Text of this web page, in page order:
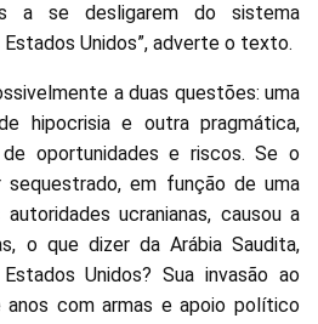
a se desligarem do sistema
Unidos”, adverte o texto.
a duas questões: uma
hipocrisia e outra pragmática,
oportunidades e riscos. Se o
sequestrado, em função de uma
ucranianas, causou a
o que dizer da Arábia Saudita,
Unidos? Sua invasão ao
anos com armas e apoio político